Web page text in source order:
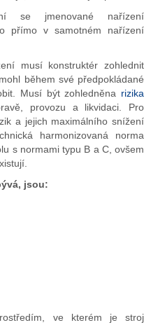
se jmenované nařízení
přímo v samotném nařízení
musí konstruktér zohlednit
během své předpokládané
Musí být zohledněna rizika
provozu a likvidaci. Pro
a jejich maximálního snížení
harmonizovaná norma
s normami typu B a C, ovšem
jsou:
ve kterém je stroj